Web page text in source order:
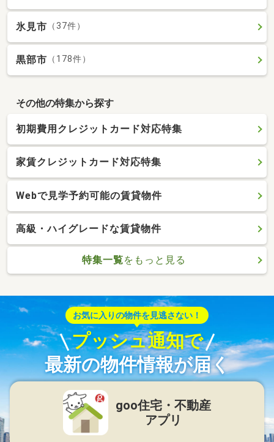
氷見市 （37件）
黒部市 （178件）
その他の特集から探す
初期費用クレジットカード対応特集
家賃クレジットカード対応特集
Webで見学予約可能の賃貸物件
高級・ハイグレードな賃貸物件
特集一覧をもっと見る
お気に入りの物件を見逃さない！
プッシュ通知で
最新の物件情報が届く
goo住宅・不動産
アプリ